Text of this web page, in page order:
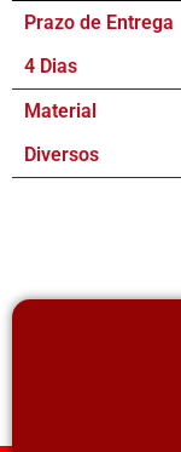
Prazo de Entrega
4 Dias
Material
Diversos